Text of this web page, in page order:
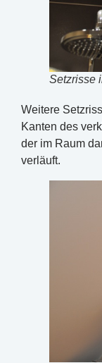
Setzrisse
Weitere
Kanten des
der im Raum
verläuft.